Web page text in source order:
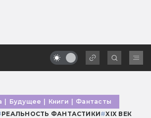
| Будущее | Книги | Фантасты
РЕАЛЬНОСТЬ ФАНТАСТИКИ#XIX ВЕК